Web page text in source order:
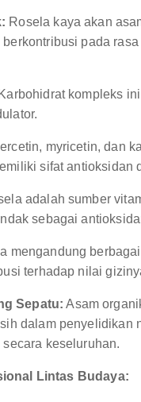
Rosela kaya akan
pada
Karbohidrat kompleks
myricetin, dan
sifat antioksidan
adalah sumber
sebagai
mengandung
terhadap nilai
Sepatu: Asam
dalam penyelidikan
keseluruhan.
Lintas Budaya: